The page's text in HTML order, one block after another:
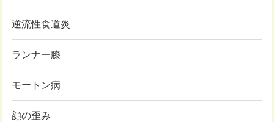
逆流性食道炎
ランナー膝
モートン病
顔の歪み